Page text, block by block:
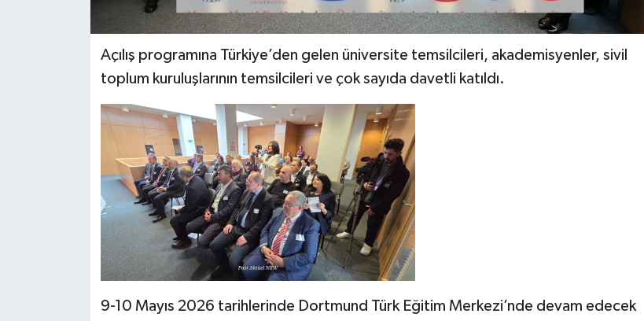
Açılış programına Türkiye’den gelen üniversite temsilcileri, akademisyenler, sivil
toplum kuruluşlarının temsilcileri ve çok sayıda davetli katıldı.
9-10 Mayıs 2026 tarihlerinde Dortmund Türk Eğitim Merkezi’nde devam edecek